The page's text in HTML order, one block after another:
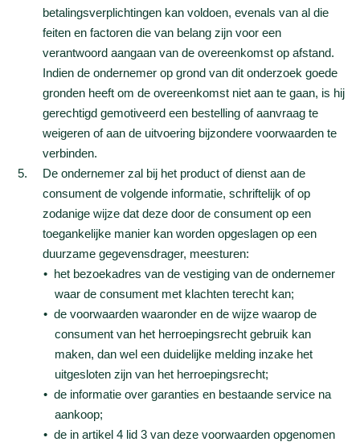
betalingsverplichtingen kan voldoen, evenals van al die
feiten en factoren die van belang zijn voor een
verantwoord aangaan van de overeenkomst op afstand.
Indien de ondernemer op grond van dit onderzoek goede
gronden heeft om de overeenkomst niet aan te gaan, is hij
gerechtigd gemotiveerd een bestelling of aanvraag te
weigeren of aan de uitvoering bijzondere voorwaarden te
verbinden.
De ondernemer zal bij het product of dienst aan de
consument de volgende informatie, schriftelijk of op
zodanige wijze dat deze door de consument op een
toegankelijke manier kan worden opgeslagen op een
duurzame gegevensdrager, meesturen:
het bezoekadres van de vestiging van de ondernemer
waar de consument met klachten terecht kan;
de voorwaarden waaronder en de wijze waarop de
consument van het herroepingsrecht gebruik kan
maken, dan wel een duidelijke melding inzake het
uitgesloten zijn van het herroepingsrecht;
de informatie over garanties en bestaande service na
aankoop;
de in artikel 4 lid 3 van deze voorwaarden opgenomen